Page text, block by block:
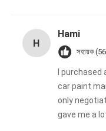
H
Hami
সহায়ক
I
car paint
only
gave me a